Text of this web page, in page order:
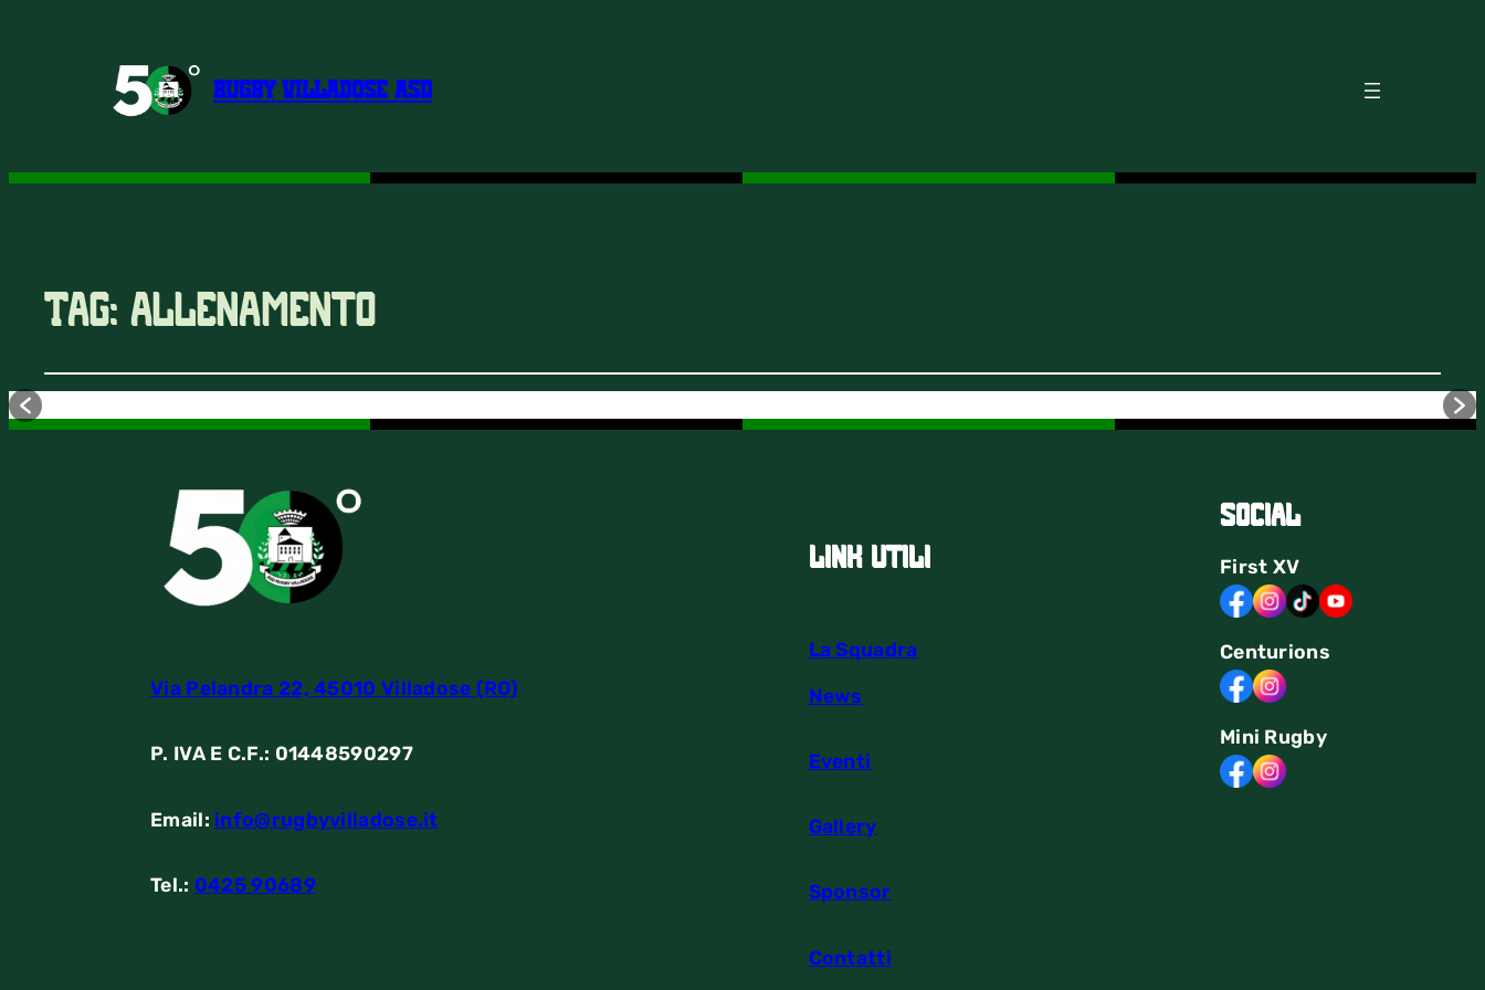
RUGBY VILLADOSE ASD
Tag: allenamento
Via Pelandra 22, 45010 Villadose (RO)
P. IVA E C.F.: 01448590297
Email: info@rugbyvilladose.it
Tel.: 0425 90689
link utili
La Squadra
News
Eventi
Gallery
Sponsor
Contatti
Social
First XV
Centurions
Mini Rugby